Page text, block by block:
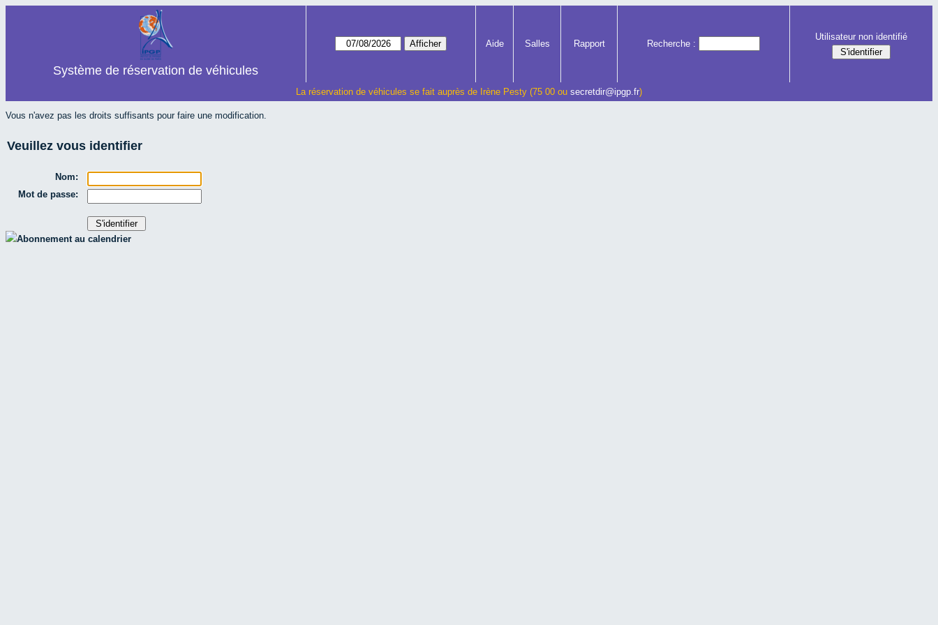
Système de réservation de véhicules
Aide Salles Rapport Recherche :
Utilisateur non identifié
La réservation de véhicules se fait auprès de Irène Pesty (75 00 ou secretdir@ipgp.fr)
Vous n'avez pas les droits suffisants pour faire une modification.
Veuillez vous identifier
Nom:
Mot de passe:
Abonnement au calendrier